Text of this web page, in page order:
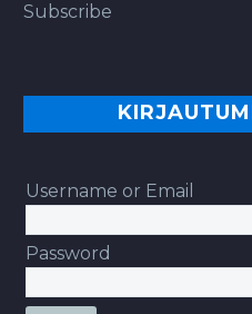
Subscribe
Username or Email
Password